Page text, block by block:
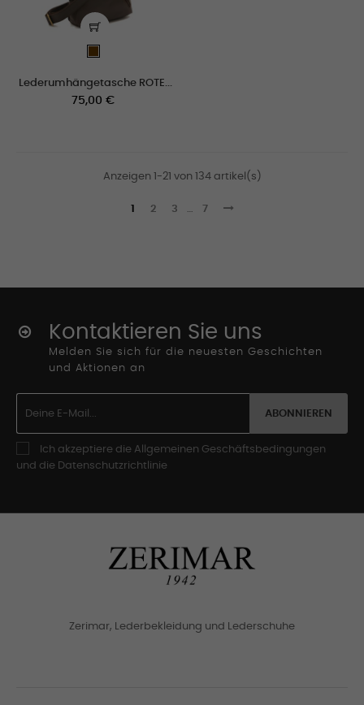
Lederumhängetasche ROTE...
Preis
75,00 €
Anzeigen 1-21 von 134 artikel(s)
1 2 3 … 7
Kontaktieren Sie uns
Melden Sie sich für die neuesten Geschichten
und Aktionen an
ABONNIEREN
Ich akzeptiere die Allgemeinen Geschäftsbedingungen
und die Datenschutzrichtlinie
Zerimar, Lederbekleidung und Lederschuhe